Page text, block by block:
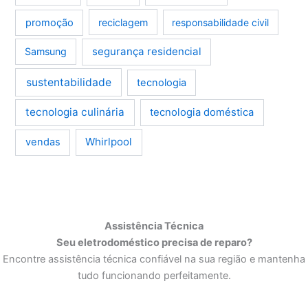
promoção reciclagem responsabilidade civil
Samsung segurança residencial
sustentabilidade tecnologia
tecnologia culinária tecnologia doméstica
vendas Whirlpool
Assistência Técnica
Seu eletrodoméstico precisa de reparo?
Encontre assistência técnica confiável na sua região e mantenha
tudo funcionando perfeitamente.